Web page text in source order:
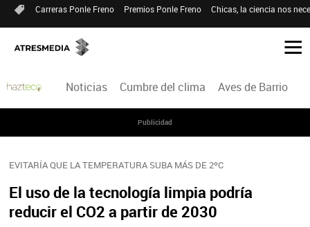
Carreras Ponle Freno Premios Ponle Freno Chicas, la ciencia nos
Noticias Cumbre del clima Aves de Barrio
Publicidad
EVITARÍA QUE LA TEMPERATURA SUBA MÁS DE 2ºC
El uso de la tecnología limpia podría
reducir el CO2 a partir de 2030